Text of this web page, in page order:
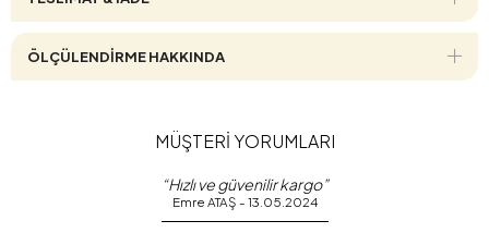
ÖLÇÜLENDİRME HAKKINDA
MÜŞTERİ YORUMLARI
“Hızlı ve güvenilir kargo”
Emre ATAŞ - 13.05.2024